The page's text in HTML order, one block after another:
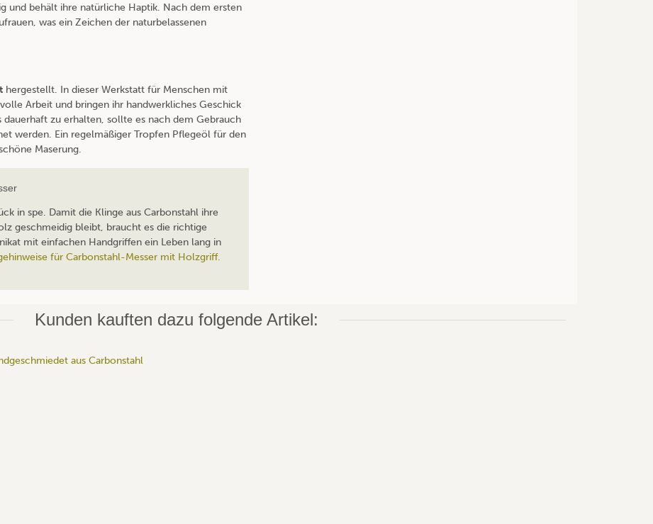
und behält ihre natürliche Haptik. Nach dem ersten
was ein Zeichen der naturbelassenen
hergestellt. In dieser Werkstatt für Menschen mit
Arbeit und bringen ihr handwerkliches Geschick
zu erhalten, sollte es nach dem Gebrauch
werden. Ein regelmäßiger Tropfen Pflegeöl für den
Maserung.
in spe. Damit die Klinge aus Carbonstahl ihre
geschmeidig bleibt, braucht es die richtige
mit einfachen Handgriffen ein Leben lang in
für Carbonstahl-Messer mit Holzgriff.
Kunden kauften dazu folgende Artikel: